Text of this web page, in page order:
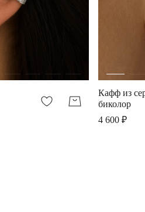
Кафф из
биколор
4 600 ₽